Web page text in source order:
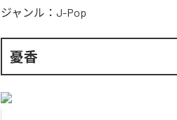
ジャンル： J-Pop
憂香